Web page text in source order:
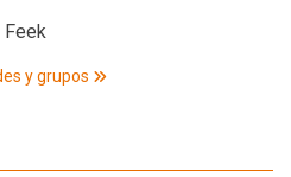
Feek
y grupos